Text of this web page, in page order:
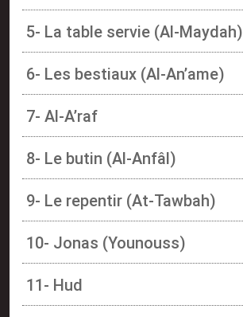
5- La table servie (Al-Maydah)
6- Les bestiaux (Al-An’ame)
7- Al-A’raf
8- Le butin (Al-Anfâl)
9- Le repentir (At-Tawbah)
10- Jonas (Younouss)
11- Hud